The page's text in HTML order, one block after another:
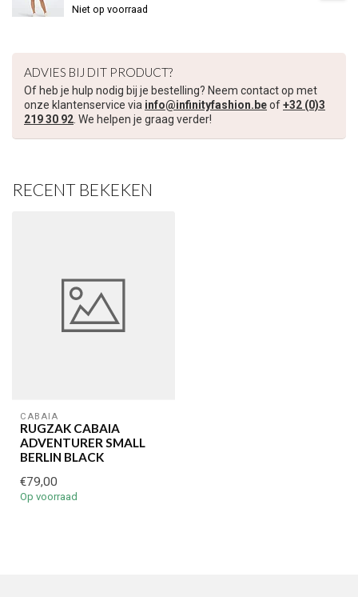
Niet op voorraad
ADVIES BIJ DIT PRODUCT?
Of heb je hulp nodig bij je bestelling? Neem contact op met
onze klantenservice via info@infinityfashion.beof+32 (0)3
219 30 92. We helpen je graag verder!
RECENT BEKEKEN
CABAIA
RUGZAK CABAIA
ADVENTURER SMALL
BERLIN BLACK
€79,00
Op voorraad
Schrijf je in voor onze nieuwsbrief om op de hoogte te blijven
over onze nieuwe collectie, en ontvang5 euro kortingop je
volgende aankoop! 😀